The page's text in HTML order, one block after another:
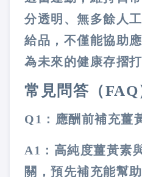
分透明、無多餘人
給品，不僅能協助
為未來的健康存摺
常見問答（FAQ
Q1：應酬前補充薑
A1：高純度薑黃素
關，預先補充能幫